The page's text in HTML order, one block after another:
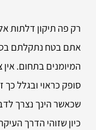
רק פה תיקון דלתות
אתם בטח נתקלתם
המיומנים בתחום.
סופק כראוי ובגלל כך
שכאשר הינך נצרך
כיון שזוהי הדרך